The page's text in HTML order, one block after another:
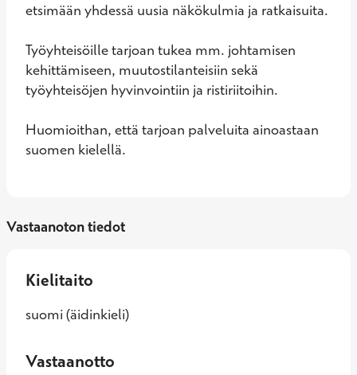
etsimään yhdessä uusia näkökulmia ja ratkaisuita.
Työyhteisöille tarjoan tukea mm. johtamisen
kehittämiseen, muutostilanteisiin sekä
työyhteisöjen hyvinvointiin ja ristiriitoihin.
Huomioithan, että tarjoan palveluita ainoastaan
suomen kielellä.
Vastaanoton tiedot
Kielitaito
suomi (äidinkieli)
Vastaanotto